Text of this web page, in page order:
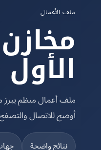
ملف الأعمال
الأول
ملف أعمال منظم يبرز
أوضح للاتصال
نتائج واضحة